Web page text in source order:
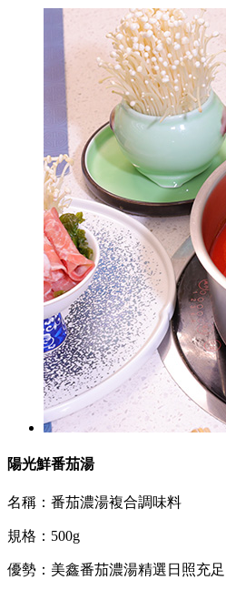
陽光鮮番茄湯
名稱：番茄濃湯複合調味料
規格：500g
優勢：美鑫番茄濃湯精選日照充